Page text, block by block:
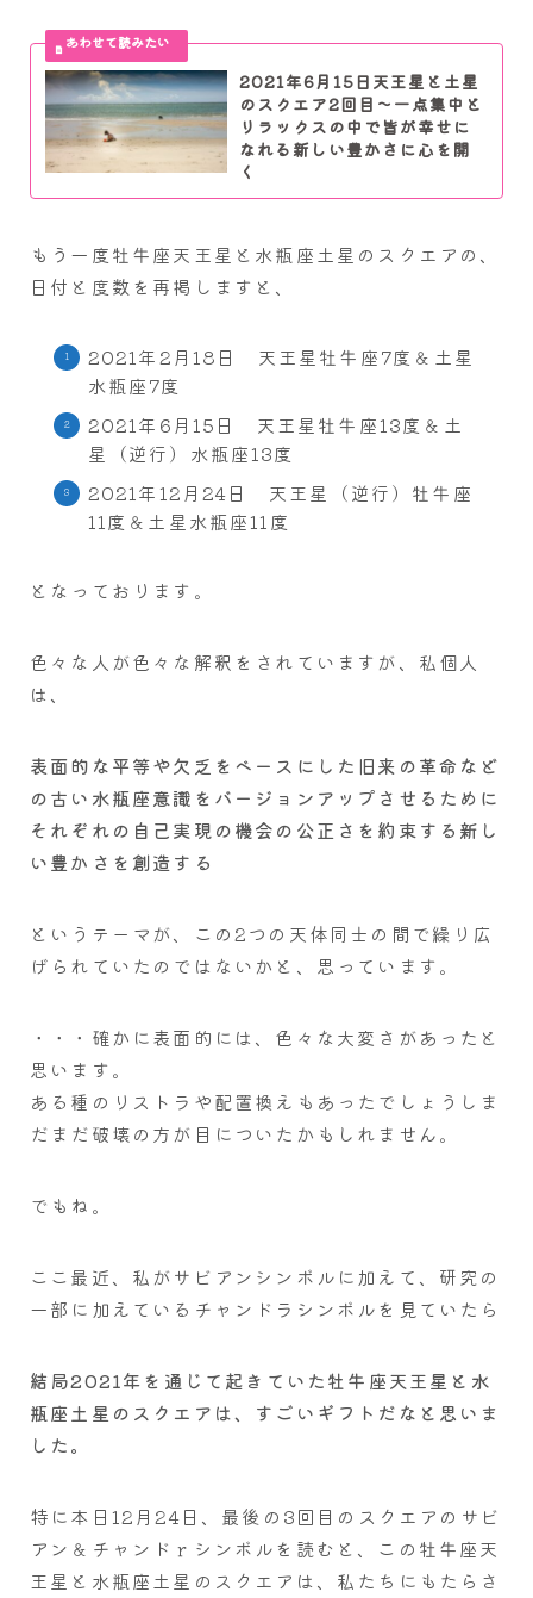
2021年6月15日天王星と土星
のスクエア2回目～一点集中と
リラックスの中で皆が幸せに
なれる新しい豊かさに心を開
く
もう一度牡牛座天王星と水瓶座土星のスクエアの、
日付と度数を再掲しますと、
2021年2月18日 天王星牡牛座7度＆土星
水瓶座7度
2021年6月15日 天王星牡牛座13度＆土
星（逆行）水瓶座13度
2021年12月24日 天王星（逆行）牡牛座
11度＆土星水瓶座11度
となっております。
色々な人が色々な解釈をされていますが、私個人
は、
表面的な平等や欠乏をベースにした旧来の革命など
の古い水瓶座意識をバージョンアップさせるために
それぞれの自己実現の機会の公正さを約束する新し
い豊かさを創造する
というテーマが、この2つの天体同士の間で繰り広
げられていたのではないかと、思っています。
・・・確かに表面的には、色々な大変さがあったと
思います。
ある種のリストラや配置換えもあったでしょうしま
だまだ破壊の方が目についたかもしれません。
でもね。
ここ最近、私がサビアンシンボルに加えて、研究の
一部に加えているチャンドラシンボルを見ていたら
結局2021年を通じて起きていた牡牛座天王星と水
瓶座土星のスクエアは、すごいギフトだなと思いま
した。
特に本日12月24日、最後の3回目のスクエアのサビ
アン＆チャンドｒシンボルを読むと、この牡牛座天
王星と水瓶座土星のスクエアは、私たちにもたらさ